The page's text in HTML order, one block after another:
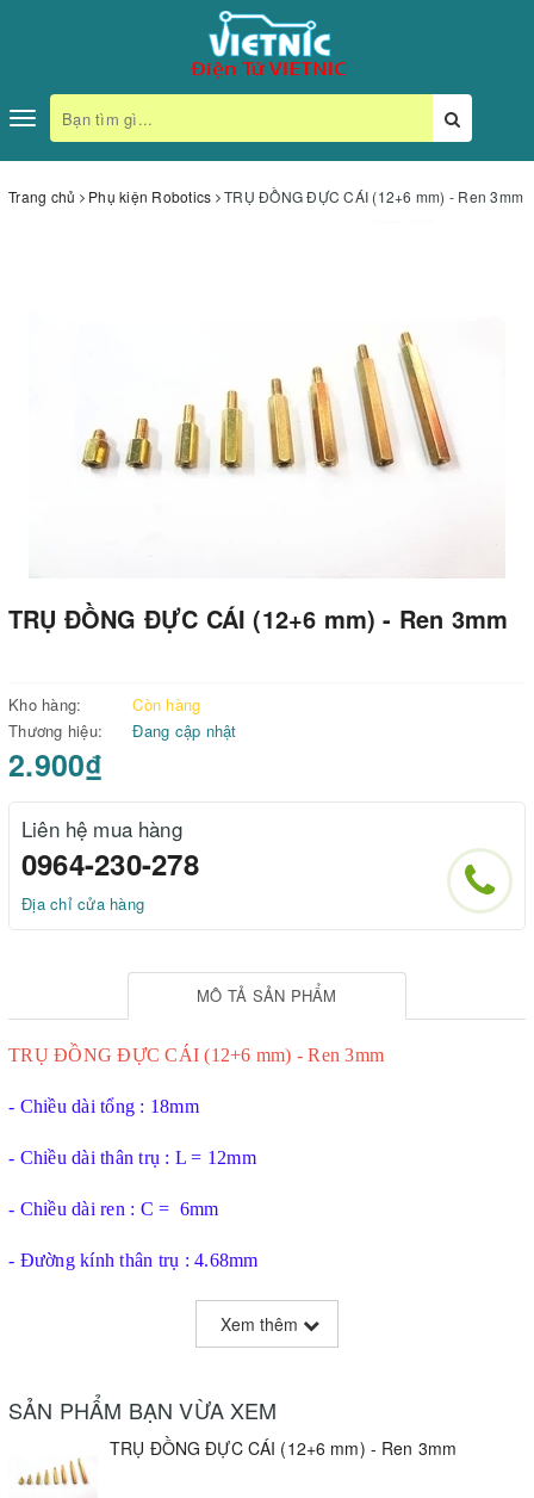
Toggle
navigation
Trang chủ Phụ kiện Robotics TRỤ ĐỒNG ĐỰC CÁI (12+6 mm) - Ren 3mm
TRỤ ĐỒNG ĐỰC CÁI (12+6 mm) - Ren 3mm
Kho hàng:
Còn hàng
Thương hiệu:
Đang cập nhật
2.900₫
Liên hệ mua hàng
0964-230-278
Địa chỉ cửa hàng
MÔ TẢ SẢN PHẨM
TRỤ ĐỒNG ĐỰC CÁI (12+6 mm) - Ren 3mm
- Chiều dài tổng : 18mm
- Chiều dài thân trụ : L = 12mm
- Chiều dài ren : C = 6mm
- Đường kính thân trụ : 4.68mm
Xem thêm
SẢN PHẨM BẠN VỪA XEM
TRỤ ĐỒNG ĐỰC CÁI (12+6 mm) - Ren 3mm